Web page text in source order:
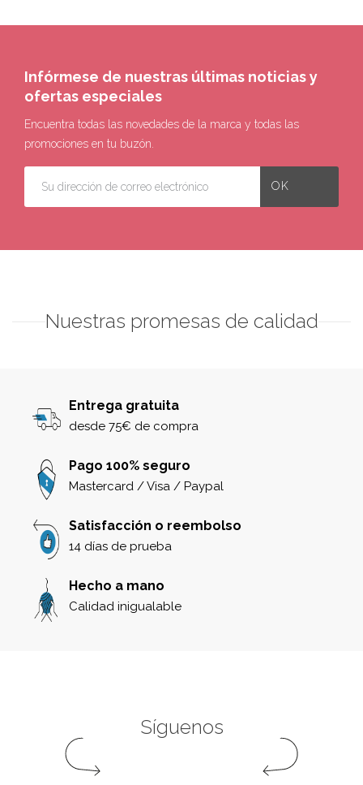
Infórmese de nuestras últimas noticias y
ofertas especiales
Encuentra todas las novedades de la marca y todas las
promociones en tu buzón.
Nuestras promesas de calidad
Entrega gratuita
desde 75€ de compra
Pago 100% seguro
Mastercard / Visa / Paypal
Satisfacción o reembolso
14 días de prueba
Hecho a mano
Calidad inigualable
Síguenos